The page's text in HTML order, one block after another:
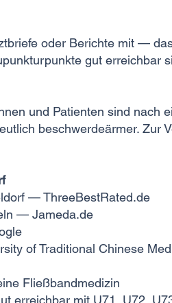
oder Berichte mit —
gut erreichbar
und Patienten sind nach
beschwerdeärmer. Zur
— ThreeBestRated.de
— Jameda.de
of Traditional Chinese
Fließbandmedizin
erreichbar mit U71, U72,